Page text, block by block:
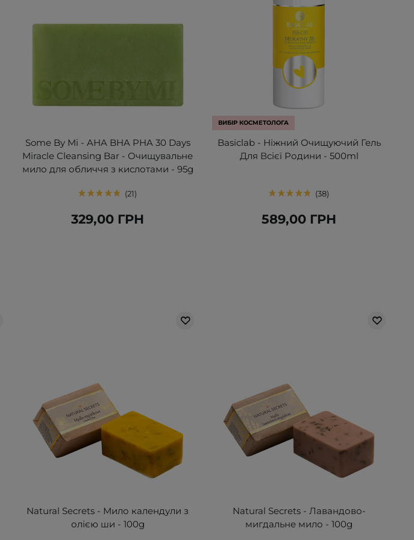
Some By Mi - AHA BHA PHA 30 Days
Miracle Cleansing Bar - Очищувальне
мило для обличчя з кислотами - 95g
21
329,00 ГРН
ВИБІР КОСМЕТОЛОГА
Basiclab - Ніжний Очищуючий Гель
Для Всієї Родини - 500ml
38
589,00 ГРН
Natural Secrets - Мило календули з
олією ши - 100g
Natural Secrets - Лавандово-
мигдальне мило - 100g